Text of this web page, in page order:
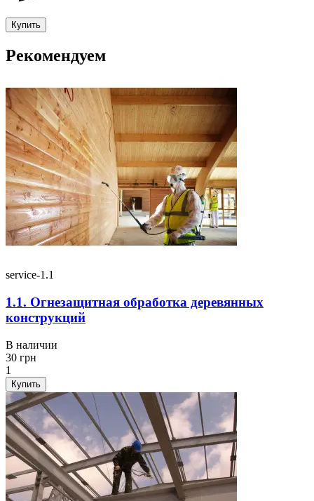
Купить
Рекомендуем
service-1.1
1.1. Огнезащитная обработка деревянных
конструкций
В наличии
30 грн
1
Купить